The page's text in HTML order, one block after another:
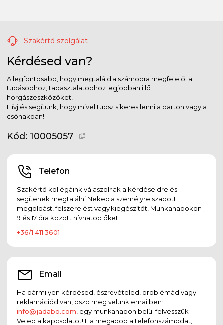
Szakértő szolgálat
Kérdésed van?
A legfontosabb, hogy megtaláld a számodra megfelelő, a
tudásodhoz, tapasztalatodhoz legjobban illő
horgászeszközöket!
Hívj és segítünk, hogy mivel tudsz sikeres lenni a parton vagy a
csónakban!
Kód: 10005057
Telefon
Szakértő kollégáink válaszolnak a kérdéseidre és
segítenek megtalálni Neked a személyre szabott
megoldást, felszerelést vagy kiegészítőt! Munkanapokon
9 és 17 óra között hívhatod őket.
+36/1 411 3601
Email
Ha bármilyen kérdésed, észrevételed, problémád vagy
reklamációd van, oszd meg velünk emailben:
info@jadabo.com , egy munkanapon belül felvesszük
Veled a kapcsolatot! Ha megadod a telefonszámodat,